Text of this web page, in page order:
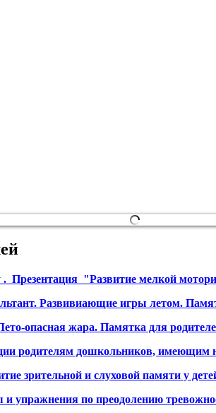
. Презентация "Развитие мелкой
. Развивиающие игры летом.
опасная жара. Памятка для
родителям дошкольников, имеющим
зрительной и слуховой памяти у
упражнения по преодолению